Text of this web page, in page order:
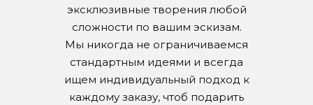
эксклюзивные творения любой
сложности по вашим эскизам.
Мы никогда не ограничиваемся
стандартным идеями и всегда
ищем индивидуальный подход к
каждому заказу, чтоб подарить